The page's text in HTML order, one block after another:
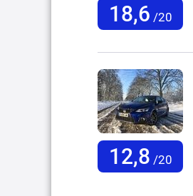
18,6 /20
12,8 /20